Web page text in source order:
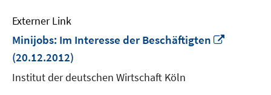
Externer Link
Minijobs: Im Interesse der Beschäftigten
(20.12.2012)
Institut der deutschen Wirtschaft Köln